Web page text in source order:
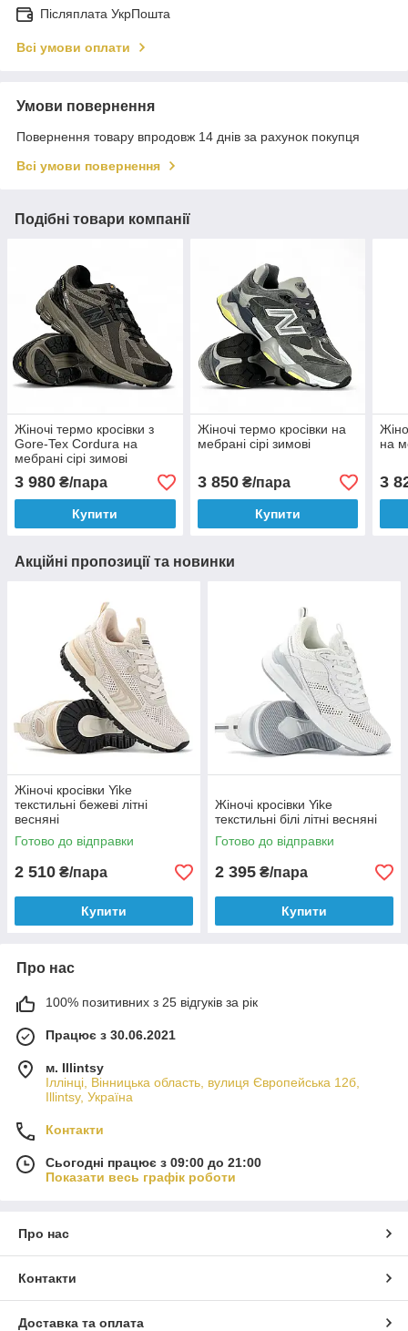
Післяплата УкрПошта
Всі умови оплати
Умови повернення
Повернення товару впродовж 14 днів за рахунок покупця
Всі умови повернення
Подібні товари компанії
Жіночі термо кросівки з
Gore-Tex Cordura на
мебрані сірі зимові
3 980 ₴/пара
Купити
Жіночі термо кросівки на
мебрані сірі зимові
3 850₴/пара
Купити
на
3
Акційні пропозиції та новинки
Жіночі кросівки Yike
текстильні бежеві літні
весняні
Готово до відправки
2 510 ₴/пара
Купити
Жіночі кросівки Yike
текстильні білі літні весняні
Готово до відправки
2 395 ₴/пара
Купити
Про нас
100% позитивних з 25 відгуків за рік
Працює з 30.06.2021
м. Illintsy
Іллінці, Вінницька область, вулиця Європейська 12б,
Illintsy, Україна
Контакти
Сьогодні працює з 09:00 до 21:00
Показати весь графік роботи
Про нас
Контакти
Доставка та оплата